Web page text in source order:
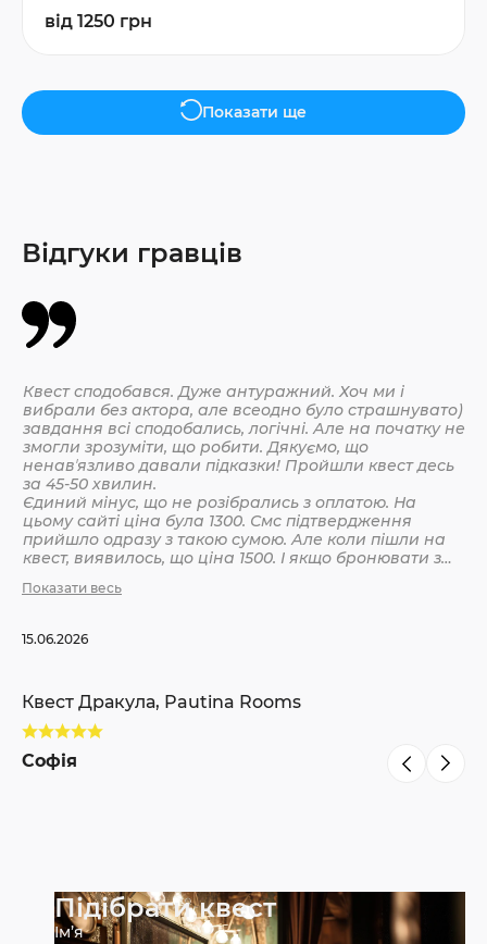
від 1250 грн
Показати ще
Відгуки гравців
Квест сподобався. Дуже антуражний. Хоч ми і
вибрали без актора, але всеодно було страшнувато)
завдання всі сподобались, логічні. Але на початку не
змогли зрозуміти, що робити. Дякуємо, що
ненавʼязливо давали підказки! Пройшли квест десь
за 45-50 хвилин.
Єдиний мінус, що не розібрались з оплатою. На
цьому сайті ціна була 1300. Смс підтвердження
прийшло одразу з такою сумою. Але коли пішли на
квест, виявилось, що ціна 1500. І якщо бронювати з
невелика, але всеодно уточнюйте при бронюванні
Показати весь
15.06.2026
Квест Дракула, Pautina Rooms
Софія
Підібрати квест
Ім’я